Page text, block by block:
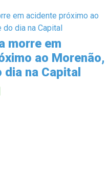
morre em
ao Morenão,
na Capital